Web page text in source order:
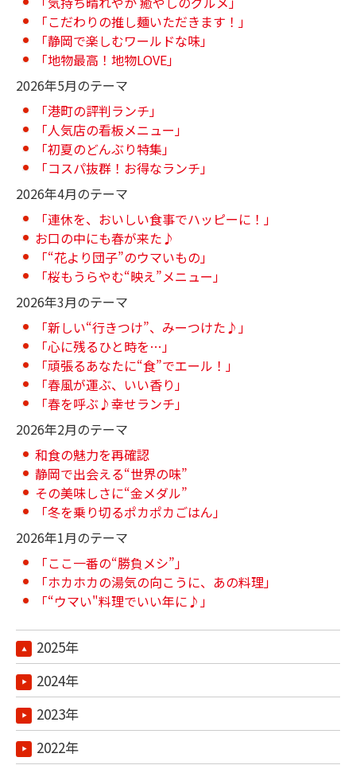
「こだわりの推し麺いただきます！」
「静岡で楽しむワールドな味」
「地物最高！地物LOVE」
2026年5月のテーマ
「港町の評判ランチ」
「人気店の看板メニュー」
「初夏のどんぶり特集」
「コスパ抜群！お得なランチ」
2026年4月のテーマ
「連休を、おいしい食事でハッピーに！」
お口の中にも春が来た♪
「“花より団子”のウマいもの」
「桜もうらやむ“映え”メニュー」
2026年3月のテーマ
「新しい“行きつけ”、みーつけた♪」
「心に残るひと時を…」
「頑張るあなたに“食”でエール！」
「春風が運ぶ、いい香り」
「春を呼ぶ♪幸せランチ」
2026年2月のテーマ
和食の魅力を再確認
静岡で出会える“世界の味”
その美味しさに“金メダル”
「冬を乗り切るポカポカごはん」
2026年1月のテーマ
「ここ一番の“勝負メシ”」
「ホカホカの湯気の向こうに、あの料理」
「“ウマい"料理でいい年に♪」
2025年
2024年
2023年
2022年